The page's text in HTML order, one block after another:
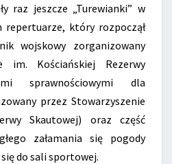
raz jeszcze „Turewianki” w
repertuarze, który rozpoczął
wojskowy zorganizowany
im. Kościańskiej Rezerwy
sprawnościowymi dla
przez Stowarzyszenie
Skautowej) oraz część
załamania się pogody
do sali sportowej.